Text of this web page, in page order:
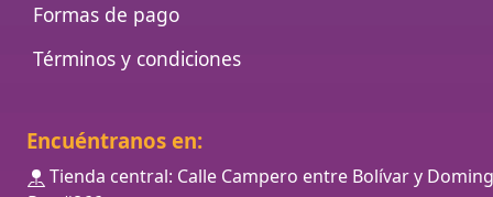
Formas de pago
Términos y condiciones
Encuéntranos en:
Tienda central: Calle Campero entre Bolívar y